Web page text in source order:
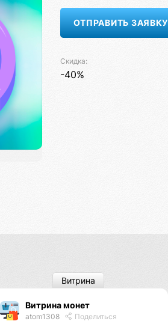
Скидка:
-40%
Витрина монет
atom1308 Поделиться
Витрина